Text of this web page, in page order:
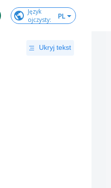
Język
ojczysty: PL
Ukryj tekst